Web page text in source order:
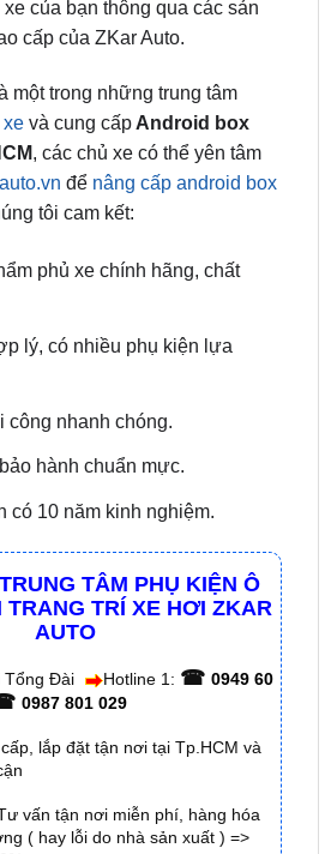
một trong những trung tâm
, các chủ xe có thể yên tâm
đểnâng cấp android box
tôi cam kết:
phủ xe chính hãng, chất
lý, có nhiều phụ kiện lựa
công nhanh chóng.
TÂM PHỤ KIỆN Ô
Tổng Đài Hotline 1:☎ 0949 60
0987 801 029
lắp đặt tận nơi tại Tp.HCM và
vấn tận nơi miễn phí, hàng hóa
( hay lỗi do nhà sản xuất ) =>
việc kỹ thuật gắn tại nhà từ:8h